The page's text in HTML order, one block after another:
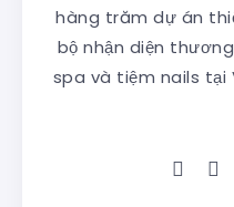
hàng trăm dự án
bộ nhận diện
spa và tiệm nails tại